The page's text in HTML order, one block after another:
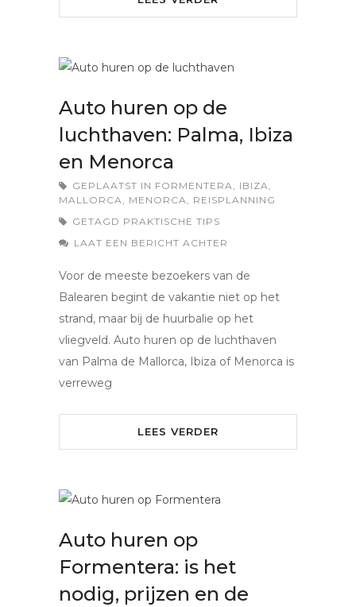
Auto huren op de
luchthaven: Palma, Ibiza
en Menorca
GEPLAATST IN FORMENTERA, IBIZA,
MALLORCA, MENORCA, REISPLANNING
GETAGD PRAKTISCHE TIPS
LAAT EEN BERICHT ACHTER
Voor de meeste bezoekers van de
Balearen begint de vakantie niet op het
strand, maar bij de huurbalie op het
vliegveld. Auto huren op de luchthaven
van Palma de Mallorca, Ibiza of Menorca is
verreweg
LEES VERDER
Auto huren op
Formentera: is het
nodig, prijzen en de